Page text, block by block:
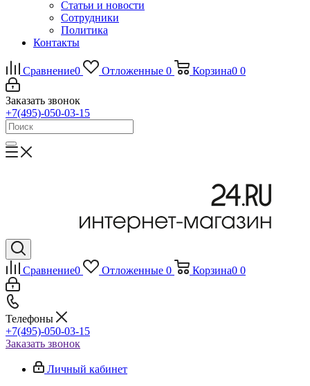
Статьи и новости
Сотрудники
Политика
Контакты
Сравнение0 Отложенные 0 Корзина0 0
Заказать звонок
+7(495)-050-03-15
Сравнение0 Отложенные 0 Корзина0 0
Телефоны
+7(495)-050-03-15
Заказать звонок
Личный кабинет